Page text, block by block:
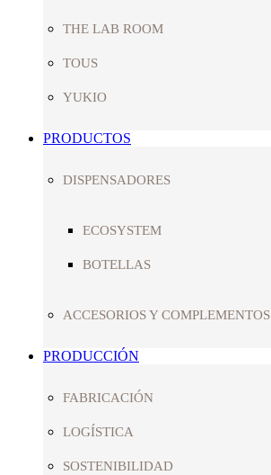
THE LAB ROOM
TOUS
YUKIO
PRODUCTOS
DISPENSADORES
ECOSYSTEM
BOTELLAS
ACCESORIOS Y COMPLEMENTOS
PRODUCCIÓN
FABRICACIÓN
LOGÍSTICA
SOSTENIBILIDAD